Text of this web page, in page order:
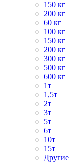
150 кг
200 кг
60 кг
100 кг
150 кг
200 кг
300 кг
500 кг
600 кг
1т
1,5т
2т
3т
5т
6т
10т
15т
Другие